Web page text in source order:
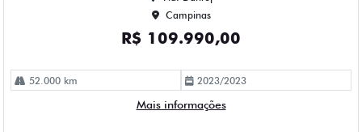
2023/2023
Mais informações